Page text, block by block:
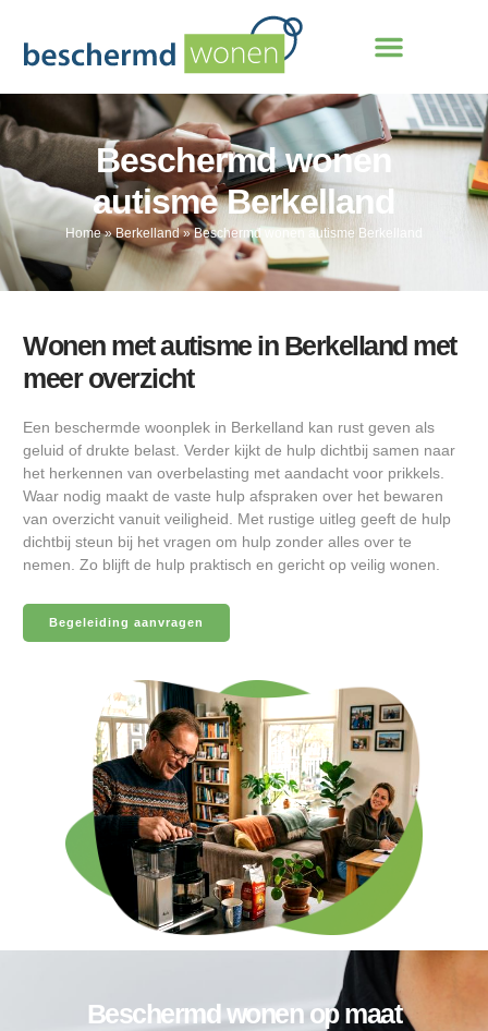
Beschermd wonen
autisme Berkelland
Home»Berkelland»Beschermd wonen autisme Berkelland
Wonen met autisme in Berkelland met
meer overzicht
Een beschermde woonplek in Berkelland kan rust geven als
geluid of drukte belast. Verder kijkt de hulp dichtbij samen naar
het herkennen van overbelasting met aandacht voor prikkels.
Waar nodig maakt de vaste hulp afspraken over het bewaren
van overzicht vanuit veiligheid. Met rustige uitleg geeft de hulp
dichtbij steun bij het vragen om hulp zonder alles over te
nemen. Zo blijft de hulp praktisch en gericht op veilig wonen.
Begeleiding aanvragen
Beschermd wonen op maat